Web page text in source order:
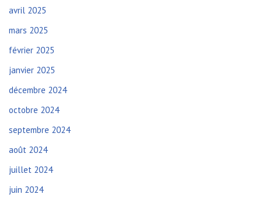
avril 2025
mars 2025
février 2025
janvier 2025
décembre 2024
octobre 2024
septembre 2024
août 2024
juillet 2024
juin 2024